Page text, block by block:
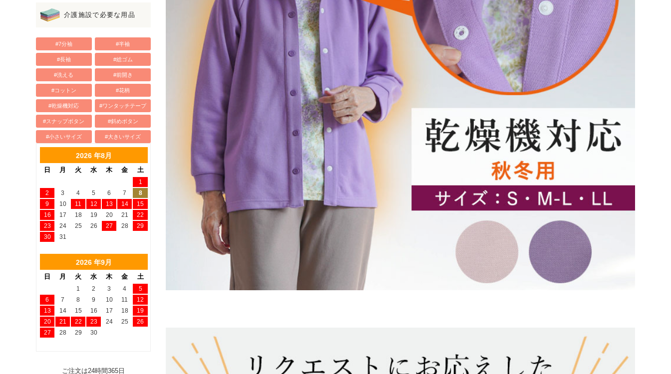
介護施設で必要な用品
#7分袖 #半袖
#長袖 #総ゴム
#洗える #前開き
#コットン #花柄
#乾燥機対応 #ワンタッチテープ
#スナップボタン #斜めボタン
#小さいサイズ #大きいサイズ
2026 年8月
日 月 火 水 木 金 土
1
2
3 4 5 6 7
8
9
10 11 12 13 14
15
16
17 18 19 20 21
22
23
24 25 26 27 28
29
30
31
2026 年9月
日 月 火 水 木 金 土
1 2 3 4
5
6
7 8 9 10 11
12
13
14 15 16 17 18
19
20
21 22 23 24 25
26
27
28 29 30
ご注文は24時間365日